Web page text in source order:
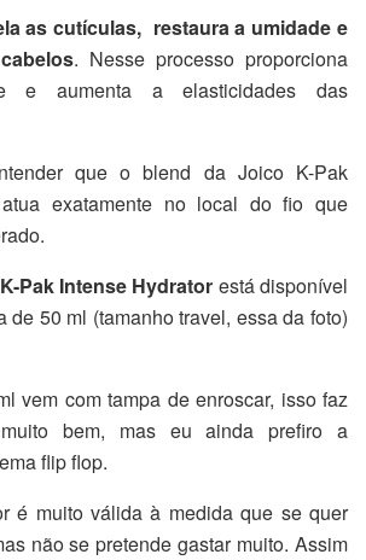
as cutículas, restaura a umidade e
. Nesse processo proporciona
e aumenta a elasticidades das
que o blend da Joico K-Pak
atua exatamente no local do fio que
Pak Intense Hydrator está disponível
de 50 ml (tamanho travel, essa da foto)
vem com tampa de enroscar, isso faz
bem, mas eu ainda prefiro a
flip flop.
é muito válida à medida que se quer
não se pretende gastar muito. Assim